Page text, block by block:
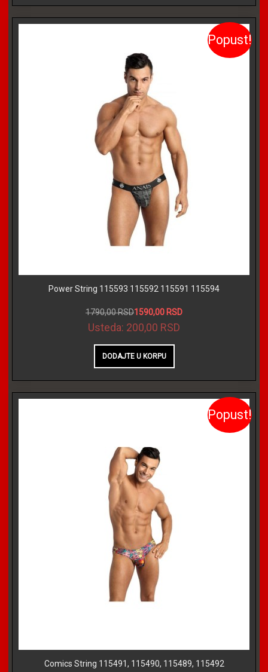
Popust!
Power String 115593 115592 115591 115594
1790,00 RSD1590,00 RSD
Usteda: 200,00 RSD
Popust!
Comics String 115491, 115490, 115489, 115492